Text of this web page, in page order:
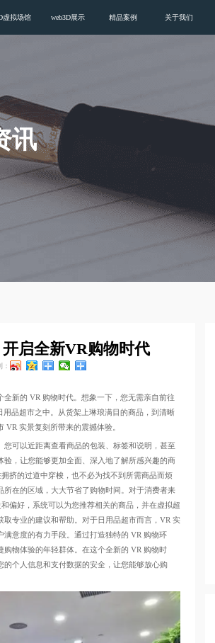
虚拟场馆 web3D展示 精品案例 关于我们
讯
启全新VR购物时代
新的 VR 购物时代。想象一下，您无需亲自前往
品超市之中。从货架上琳琅满目的商品，到清晰
实景复刻所带来的震撼体验。
可以近距离查看商品的包装、标签和说明，甚至
，让您能够更加全面、深入地了解所感兴趣的商
挤的过道中穿梭，也不必为找不到所需商品而烦
在的区域，大大节省了购物时间。对于消费者来
偏好，系统可以为您推荐相关的商品，并在虚拟超
专业的建议和帮助。对于日用品超市而言，VR 实
意度的有力手段。通过打造独特的 VR 购物环
物体验的年轻群体。在这个全新的 VR 购物时
个人信息和支付数据的安全，让您能够放心购